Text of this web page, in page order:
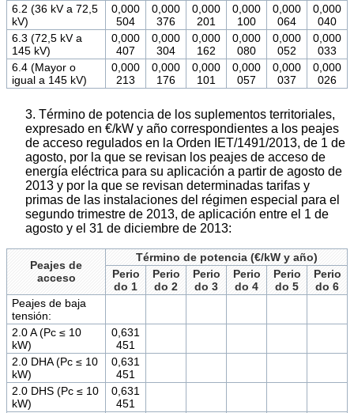
6.2 (36 kV a 72,5
kV)
0,000
504
0,000
376
0,000
201
0,000
100
0,000
064
0,000
040
6.3 (72,5 kV a
145 kV)
0,000
407
0,000
304
0,000
162
0,000
080
0,000
052
0,000
033
6.4 (Mayor o
igual a 145 kV)
0,000
213
0,000
176
0,000
101
0,000
057
0,000
037
0,000
026
3. Término de potencia de los suplementos territoriales,
expresado en €/kW y año correspondientes a los peajes
de acceso regulados en la Orden IET/1491/2013, de 1 de
agosto, por la que se revisan los peajes de acceso de
energía eléctrica para su aplicación a partir de agosto de
2013 y por la que se revisan determinadas tarifas y
primas de las instalaciones del régimen especial para el
segundo trimestre de 2013, de aplicación entre el 1 de
agosto y el 31 de diciembre de 2013:
Peajes de
acceso
Término de potencia (€/kW y año)
Perio
do 1
Perio
do 2
Perio
do 3
Perio
do 4
Perio
do 5
Perio
do 6
Peajes de baja
tensión:
2.0 A (Pc ≤ 10
kW)
0,631
451
2.0 DHA (Pc ≤ 10
kW)
0,631
451
2.0 DHS (Pc ≤ 10
kW)
0,631
451